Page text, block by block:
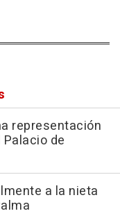
representación
de
a la nieta